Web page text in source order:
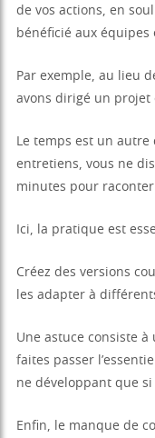
de vos actions, en
bénéficié aux équipes
Par exemple, au lieu
avons dirigé un projet
Le temps est un autre
entretiens, vous ne
minutes pour
Ici, la pratique est
Créez des versions
les adapter à
Une astuce consiste
faites passer
ne développant que si
Enfin, le manque de